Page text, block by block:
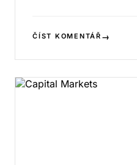
ČÍST KOMENTÁŘ →